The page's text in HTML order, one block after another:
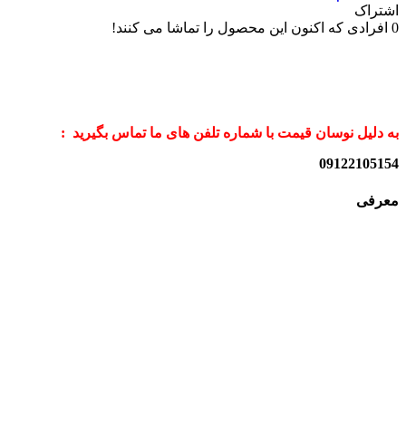
اشتراک
0 افرادی که اکنون این محصول را تماشا می کنند!
به دلیل نوسان قیمت با شماره تلفن های ما تماس بگیرید :
09122105154
معرفی